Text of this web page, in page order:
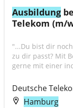
Ausbildung
Telekom (m/
"...Du bist dir
zu dir passt? Mit
gerne mit einer
Deutsche
Hamburg